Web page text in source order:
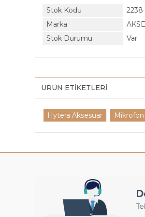
Stok Kodu
2238
Marka
Stok Durumu
Var
ÜRÜN ETIKETLERI
Hytera Aksesuar Mikrofon